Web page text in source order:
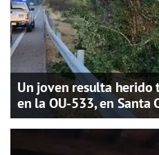
Un joven resulta herido
en la OU-533, en Santa